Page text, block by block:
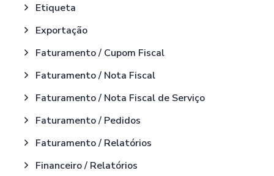
Etiqueta
Exportação
Faturamento / Cupom Fiscal
Faturamento / Nota Fiscal
Faturamento / Nota Fiscal de Serviço
Faturamento / Pedidos
Faturamento / Relatórios
Financeiro / Relatórios